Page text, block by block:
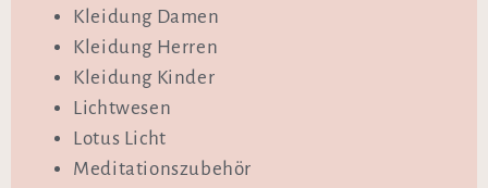
Kleidung Damen
Kleidung Herren
Kleidung Kinder
Lichtwesen
Lotus Licht
Meditationszubehör